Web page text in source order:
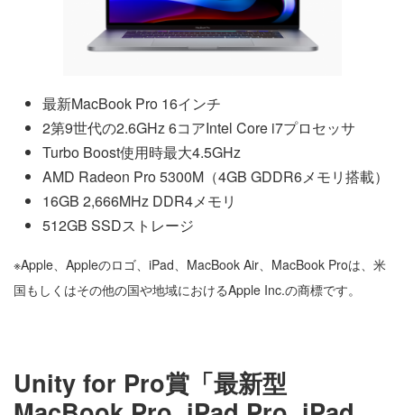
最新MacBook Pro 16インチ
2第9世代の2.6GHz 6コアIntel Core i7プロセッサ
Turbo Boost使用時最大4.5GHz
AMD Radeon Pro 5300M（4GB GDDR6メ‍モ‍リ搭載）
16GB 2,666MHz DDR4メモリ
512GB SSDストレージ
※Apple、Appleのロゴ、iPad、MacBook Air、MacBook Proは、米
国もしくはその他の国や地域におけるApple Inc.の商標です。
Unity for Pro賞「最新型